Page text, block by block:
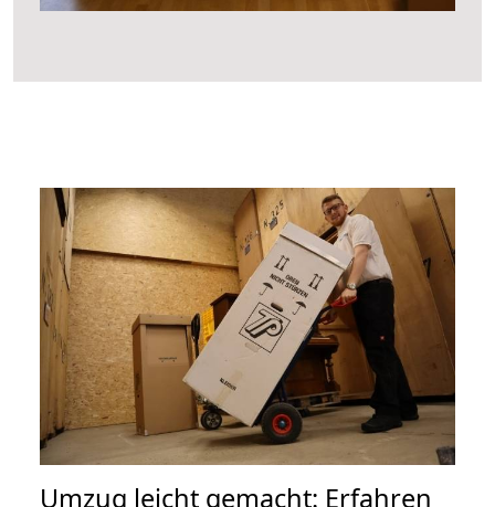
Umzug leicht gemacht: Erfahren